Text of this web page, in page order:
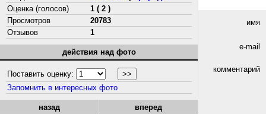
Оценка (голосов)
1 ( 2 )
Просмотров
20783
Отзывов
1
действия над фото
Поставить оценку:
Запомнить в интересных фото
назад вперед
имя
e-mail
комментарий